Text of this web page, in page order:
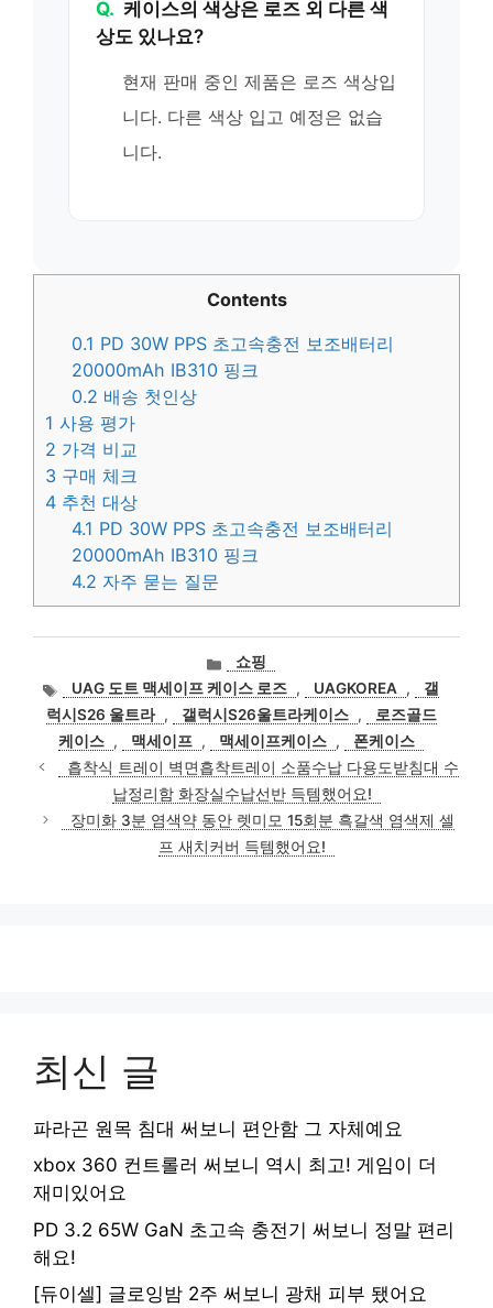
Q. 케이스의 색상은 로즈 외 다른 색
상도 있나요?
현재 판매 중인 제품은 로즈 색상입
니다. 다른 색상 입고 예정은 없습
니다.
Contents
0.1 PD 30W PPS 초고속충전 보조배터리
20000mAh IB310 핑크
0.2 배송 첫인상
1 사용 평가
2 가격 비교
3 구매 체크
4 추천 대상
4.1 PD 30W PPS 초고속충전 보조배터리
20000mAh IB310 핑크
4.2 자주 묻는 질문
카
테
고
리
쇼핑
태
그
UAG 도트 맥세이프 케이스 로즈 , UAGKOREA ,
갤
럭시S26 울트라 , 갤럭시S26울트라케이스 ,
로즈골드
케이스 , 맥세이프 , 맥세이프케이스 ,
폰케이스
흡착식 트레이 벽면흡착트레이 소품수납 다용도받침대 수
납정리함 화장실수납선반 득템했어요!
장미화 3분 염색약 동안 렛미모 15회분 흑갈색 염색제 셀
프 새치커버 득템했어요!
최신 글
파라곤 원목 침대 써보니 편안함 그 자체예요
xbox 360 컨트롤러 써보니 역시 최고! 게임이 더
재미있어요
PD 3.2 65W GaN 초고속 충전기 써보니 정말 편리
해요!
[듀이셀] 글로잉밤 2주 써보니 광채 피부 됐어요